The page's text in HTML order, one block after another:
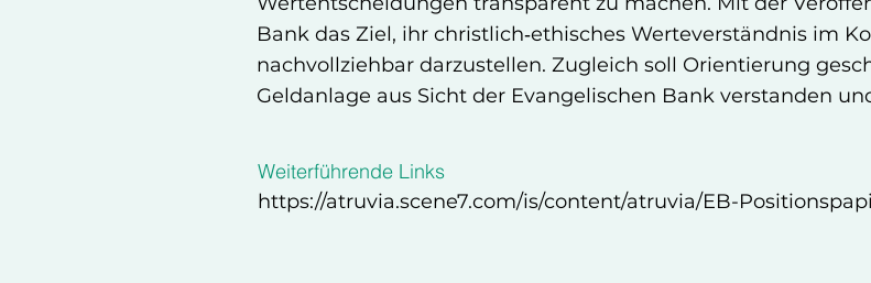
Bank das Ziel, ihr christlich‑ethisches Werteverständnis im
nachvollziehbar darzustellen. Zugleich soll Orientierung
Geldanlage aus Sicht der Evangelischen Bank verstanden
Weiterführende Links
https://atruvia.scene7.com/is/content/atruvia/EB-